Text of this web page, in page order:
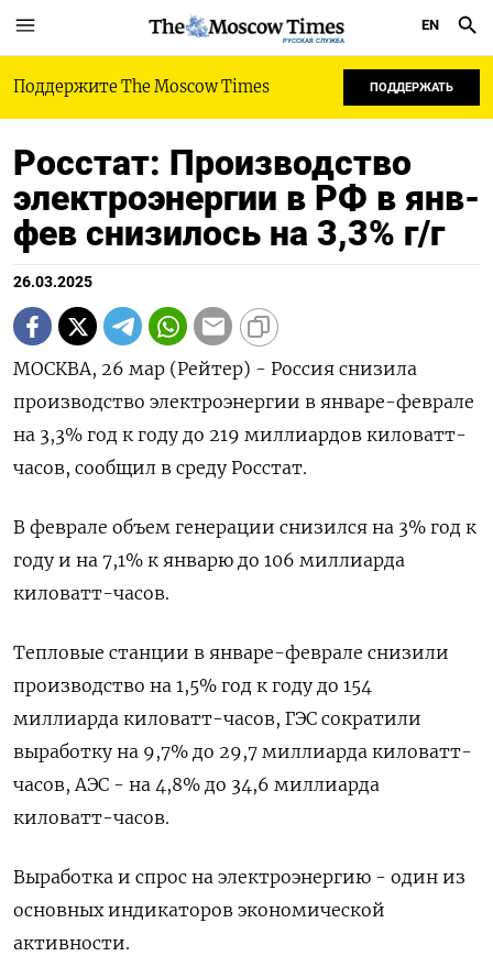
РУССКАЯ СЛУЖБА
EN
Поддержите The Moscow Times ПОДДЕРЖАТЬ
Росстат: Производство
электроэнергии в РФ в янв-
фев снизилось на 3,3% г/г
26.03.2025
МОСКВА, 26 мар (Рейтер) - Россия снизила
производство электроэнергии в январе-феврале
на 3,3% год к году до 219 миллиардов киловатт-
часов, сообщил в среду Росстат.
В феврале объем генерации снизился на 3% год к
году и на 7,1% к январю до 106 миллиарда
киловатт-часов.
Тепловые станции в январе-феврале снизили
производство на 1,5% год к году до 154
миллиарда киловатт-часов, ГЭС сократили
выработку на 9,7% до 29,7 миллиарда киловатт-
часов, АЭС - на 4,8% до 34,6 миллиарда
киловатт-часов.
Выработка и спрос на электроэнергию - один из
основных индикаторов экономической
активности.